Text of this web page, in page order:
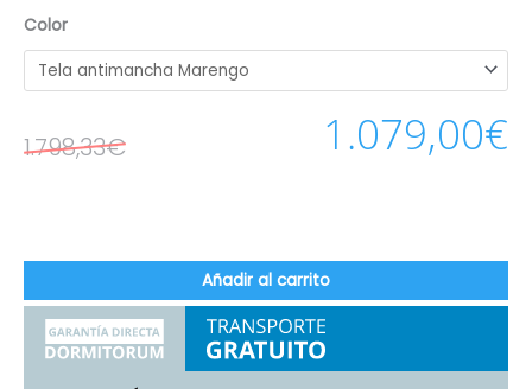
Color
1.798,33€ 1.079,00€
Añadir al carrito